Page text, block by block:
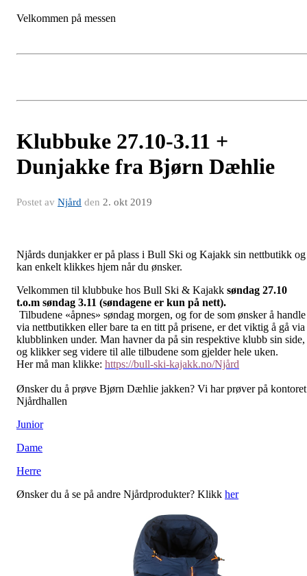
Velkommen på messen
Klubbuke 27.10-3.11 +
Dunjakke fra Bjørn Dæhlie
Postet av Njård den 2. okt 2019
Njårds dunjakker er på plass i Bull Ski og Kajakk sin nettbutikk og
kan enkelt klikkes hjem når du ønsker.
Velkommen til klubbuke hos Bull Ski & Kajakk søndag 27.10
t.o.m søndag 3.11 (søndagene er kun på nett).
Tilbudene «åpnes» søndag morgen, og for de som ønsker å handle
via nettbutikken eller bare ta en titt på prisene, er det viktig å gå via
klubblinken under. Man havner da på sin respektive klubb sin side,
og klikker seg videre til alle tilbudene som gjelder hele uken.
Her må man klikke: https://bull-ski-kajakk.no/Njård
Ønsker du å prøve Bjørn Dæhlie jakken? Vi har prøver på
Njårdhallen
Junior
Dame
Herre
Ønsker du å se på andre Njårdprodukter? Klikk her